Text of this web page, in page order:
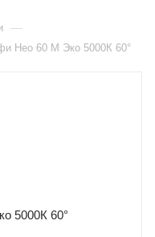
—
Нео 60 M Эко 5000К 60°